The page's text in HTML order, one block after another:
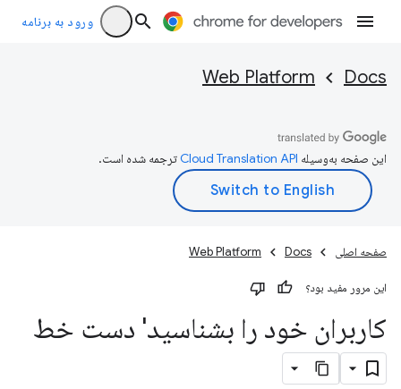
ورود به برنامه
Docs
Web Platform
این صفحه به‌وسیله ترجمه شده است.
صفحه اصلی Docs
Web Platform
این مرور مفید بود؟
کاربران خود را بشناسید' دست خط